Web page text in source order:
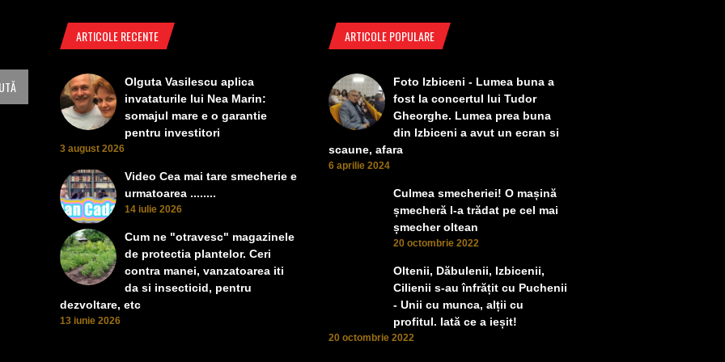
ARTICOLE RECENTE
Olguta Vasilescu aplica
invataturile lui Nea Marin:
somajul mare e o garantie
pentru investitori
3 august 2026
Video Cea mai tare smecherie e
urmatoarea ........
14 iulie 2026
Cum ne "otravesc" magazinele
de protectia plantelor. Ceri
contra manei, vanzatoarea iti
da si insecticid, pentru
dezvoltare, etc
13 iunie 2026
ARTICOLE POPULARE
Foto Izbiceni - Lumea buna a
fost la concertul lui Tudor
Gheorghe. Lumea prea buna
din Izbiceni a avut un ecran si
scaune, afara
6 aprilie 2024
Culmea smecheriei! O mașină
șmecheră l-a trădat pe cel mai
șmecher oltean
20 octombrie 2022
Oltenii, Dăbulenii, Izbicenii,
Cilienii s-au înfrățit cu Puchenii
- Unii cu munca, alții cu
profitul. Iată ce a ieșit!
20 octombrie 2022